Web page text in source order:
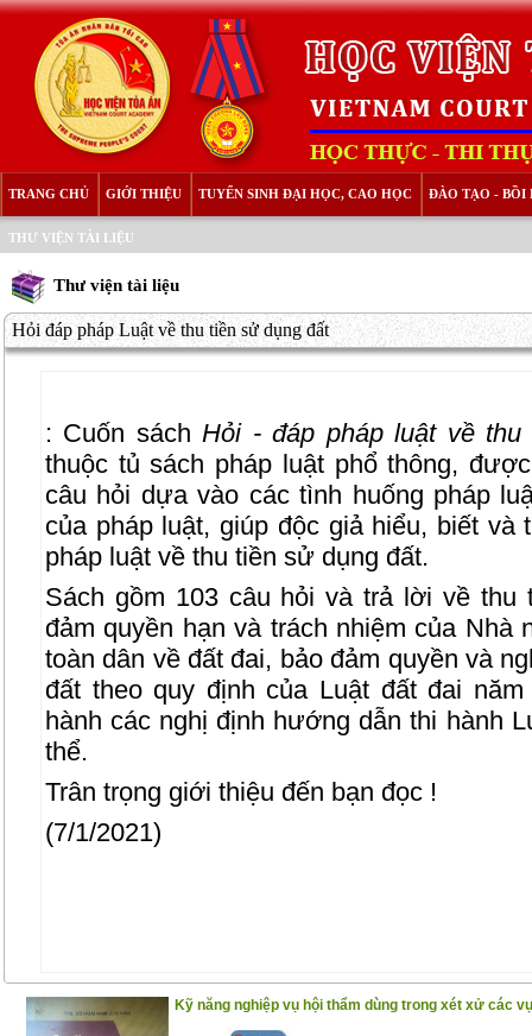
TRANG CHỦ GIỚI THIỆU TUYỂN SINH ĐẠI HỌC, CAO HỌC ĐÀO TẠO - BỒI
THƯ VIỆN TÀI LIỆU
Thư viện tài liệu
Hỏi đáp pháp Luật về thu tiền sử dụng đất
: Cuốn sáchHỏi - đáp pháp luật về
thuộc tủ sách pháp luật phổ thông,
câu hỏi dựa vào các tình huống pháp
của pháp luật, giúp độc giả hiểu, biết và
pháp luật về thu tiền sử dụng đất.
Sách gồm 103 câu hỏi và trả lời về
đảm quyền hạn và trách nhiệm của
toàn dân về đất đai, bảo đảm quyền và
đất theo quy định của Luật đất đai
hành các nghị định hướng dẫn thi hành
thể.
Trân trọng giới thiệu đến bạn đọc !
(7/1/2021)
Kỹ năng nghiệp vụ hội thẩm dùng trong xét xử các